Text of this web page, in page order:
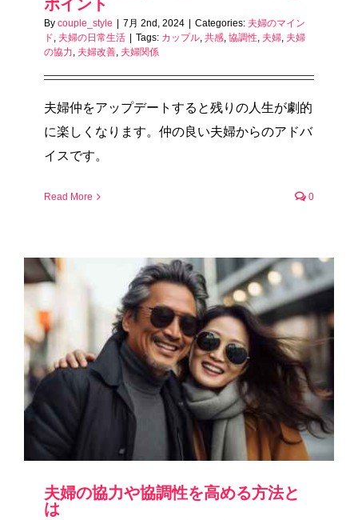
ポイント
By couple_style 7月 2nd, 2024 Categories: 夫婦のマイン
ド, 夫婦の日常生活 Tags: カップル, 共感, 協調性, 夫婦, 夫婦
の協力, 夫婦改善, 夫婦関係
夫婦仲をアップデートすると残りの人生が劇的
に楽しくなります。仲の良い夫婦からのアドバ
イスです。
Read More 0
夫婦の協力や協調性を高める方法と
は